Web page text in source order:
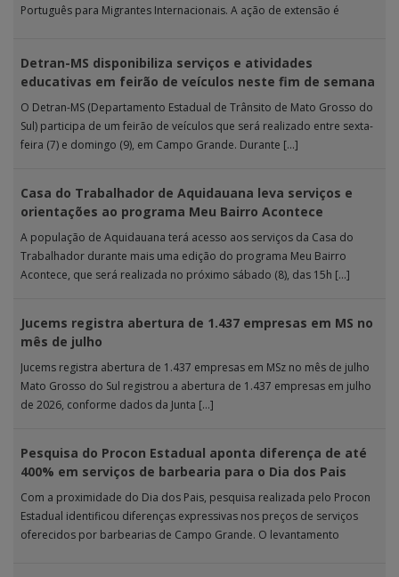
Português para Migrantes Internacionais. A ação de extensão é
Detran-MS disponibiliza serviços e atividades
educativas em feirão de veículos neste fim de semana
O Detran-MS (Departamento Estadual de Trânsito de Mato Grosso do
Sul) participa de um feirão de veículos que será realizado entre sexta-
feira (7) e domingo (9), em Campo Grande. Durante […]
Casa do Trabalhador de Aquidauana leva serviços e
orientações ao programa Meu Bairro Acontece
A população de Aquidauana terá acesso aos serviços da Casa do
Trabalhador durante mais uma edição do programa Meu Bairro
Acontece, que será realizada no próximo sábado (8), das 15h […]
Jucems registra abertura de 1.437 empresas em MS no
mês de julho
Jucems registra abertura de 1.437 empresas em MSz no mês de julho
Mato Grosso do Sul registrou a abertura de 1.437 empresas em julho
de 2026, conforme dados da Junta […]
Pesquisa do Procon Estadual aponta diferença de até
400% em serviços de barbearia para o Dia dos Pais
Com a proximidade do Dia dos Pais, pesquisa realizada pelo Procon
Estadual identificou diferenças expressivas nos preços de serviços
oferecidos por barbearias de Campo Grande. O levantamento